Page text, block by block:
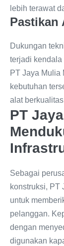
lebih terawat
Pastikan
Dukungan
terjadi
PT Jaya Mulia
kebutuhan
alat
PT
Sebagai
konstruksi, PT
untuk
pelanggan.
dengan
digunakan